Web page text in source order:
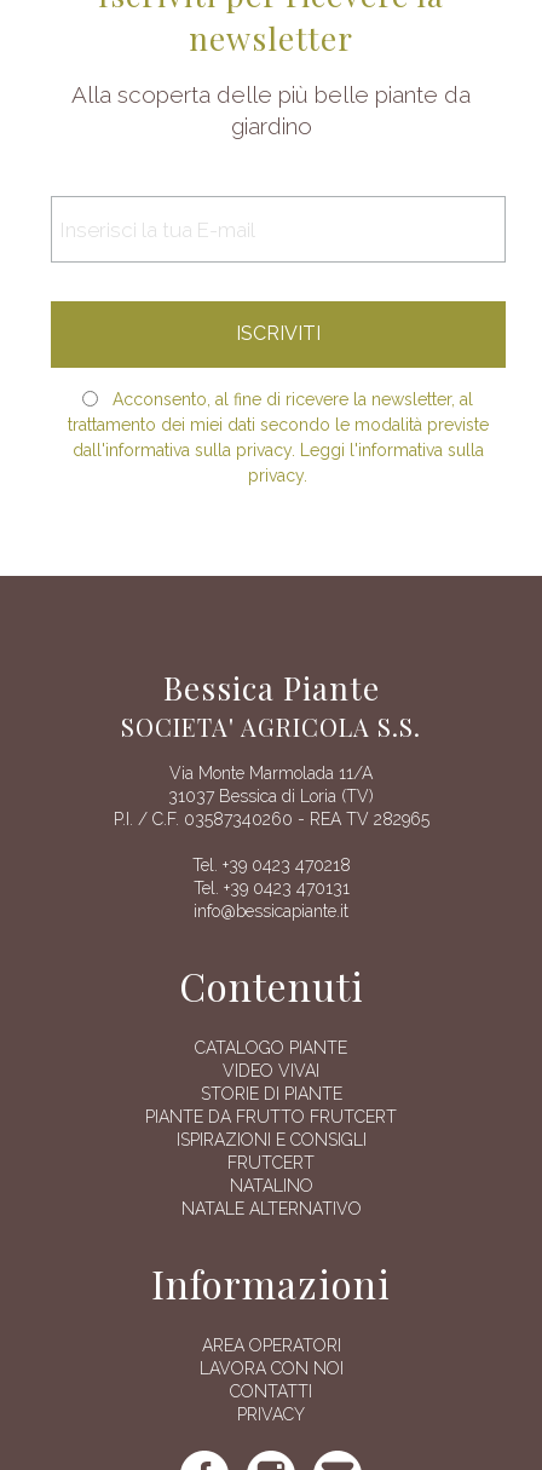
newsletter
Alla scoperta delle più belle piante da
giardino
Acconsento, al fine di ricevere la newsletter, al
trattamento dei miei dati secondo le modalità previste
dall'informativa sulla privacy. Leggi l'informativa sulla
privacy.
Bessica Piante
SOCIETA' AGRICOLA S.S.
Via Monte Marmolada 11/A
31037 Bessica di Loria (TV)
P.I. / C.F. 03587340260 - REA TV 282965
Tel. +39 0423 470218
Tel. +39 0423 470131
info@bessicapiante.it
Contenuti
CATALOGO PIANTE
VIDEO VIVAI
STORIE DI PIANTE
PIANTE DA FRUTTO FRUTCERT
ISPIRAZIONI E CONSIGLI
FRUTCERT
NATALINO
NATALE ALTERNATIVO
Informazioni
AREA OPERATORI
LAVORA CON NOI
CONTATTI
PRIVACY